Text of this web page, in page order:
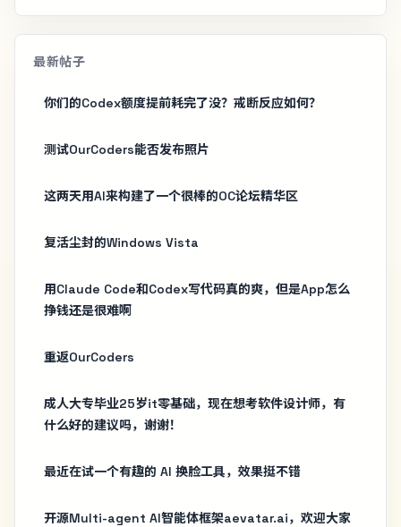
最新帖子
你们的Codex额度提前耗完了没？戒断反应如何？
测试OurCoders能否发布照片
这两天用AI来构建了一个很棒的OC论坛精华区
复活尘封的Windows Vista
用Claude Code和Codex写代码真的爽，但是App怎么
挣钱还是很难啊
重返OurCoders
成人大专毕业25岁it零基础，现在想考软件设计师，有
什么好的建议吗，谢谢！
最近在试一个有趣的 AI 换脸工具，效果挺不错
开源Multi-agent AI智能体框架aevatar.ai，欢迎大家